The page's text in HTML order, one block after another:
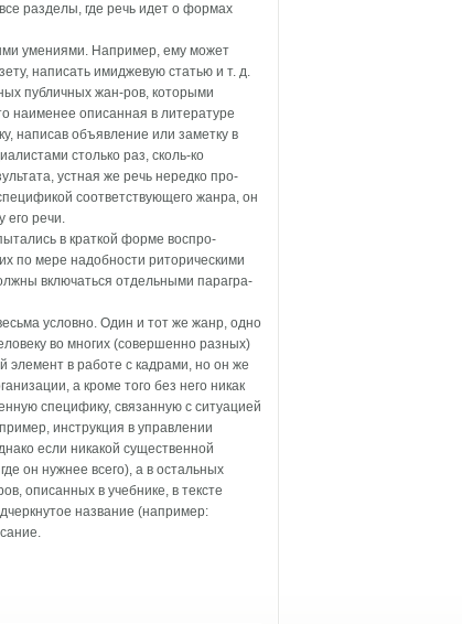
разделы, где речь идет о формах
умениями. Например, ему может
написать имиджевую статью и т. д.
публичных жан-ров, которыми
наименее описанная в литературе
написав объявление или заметку в
столько раз, сколь-ко
устная же речь нередко про-
соответствующего жанра, он
его речи.
в краткой форме воспро-
по мере надобности риторическими
включаться отдельными парагра-
условно. Один и тот же жанр, одно
во многих (совершенно разных)
элемент в работе с кадрами, но он же
а кроме того без него никак
специфику, связанную с ситуацией
инструкция в управлении
если никакой существенной
он нужнее всего), а в остальных
описанных в учебнике, в тексте
название (например: